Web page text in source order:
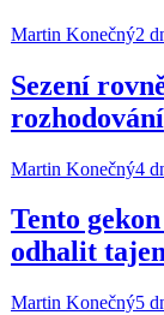
Martin Konečný2
Sezení
rozhodování
Martin Konečný4
Tento
odhalit
Martin Konečný5